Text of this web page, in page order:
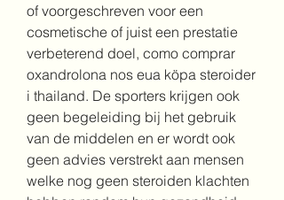
of voorgeschreven voor een
cosmetische of juist een prestatie
verbeterend doel, como comprar
oxandrolona nos eua köpa steroider
i thailand. De sporters krijgen ook
geen begeleiding bij het gebruik
van de middelen en er wordt ook
geen advies verstrekt aan mensen
welke nog geen steroiden klachten